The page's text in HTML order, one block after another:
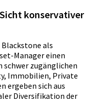
konservativer
als
Manager einen
schwer zugänglichen
Immobilien, Private
ergeben sich aus
Diversifikation der